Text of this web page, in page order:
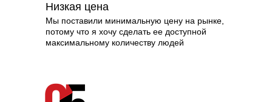
Низкая цена
Мы поставили минимальную цену на рынке,
потому что я хочу сделать ее доступной
максимальному количеству людей